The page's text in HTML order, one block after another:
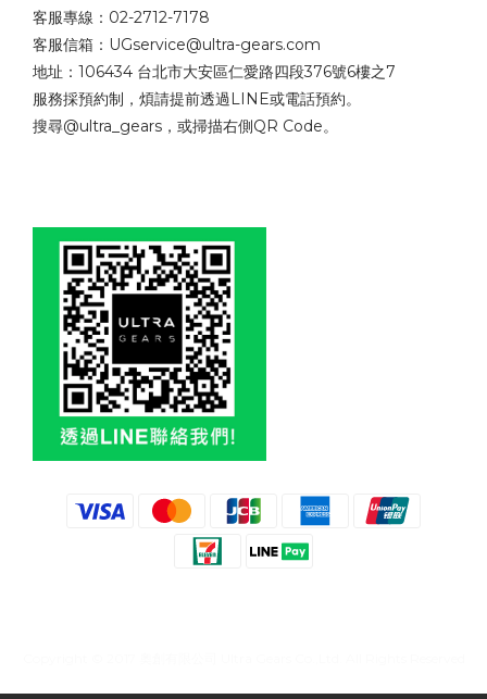
客服專線：02-2712-7178
客服信箱：UGservice@ultra-gears.com
地址：106434 台北市大安區仁愛路四段376號6樓之7
服務採預約制，煩請提前透過LINE或電話預約。
搜尋@ultra_gears，或掃描右側QR Code。